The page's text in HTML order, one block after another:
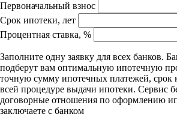
Первоначальный взнос
Срок ипотеки, лет
Процентная ставка, %
Заполните одну заявку для всех банков.
подберут вам оптимальную ипотечную
точную сумму ипотечных платежей, срок
всей процедуре выдачи ипотеки. Сервис
договорные отношения по оформлению
заключаете с банком